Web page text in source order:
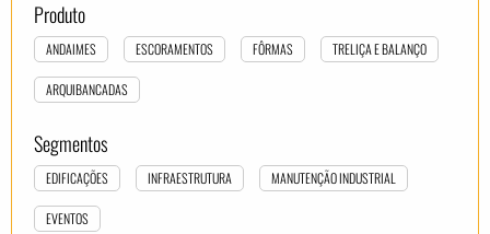
Produto
ANDAIMES ESCORAMENTOS FÔRMAS TRELIÇA E BALANÇO
ARQUIBANCADAS
Segmentos
EDIFICAÇÕES INFRAESTRUTURA MANUTENÇÃO INDUSTRIAL
EVENTOS